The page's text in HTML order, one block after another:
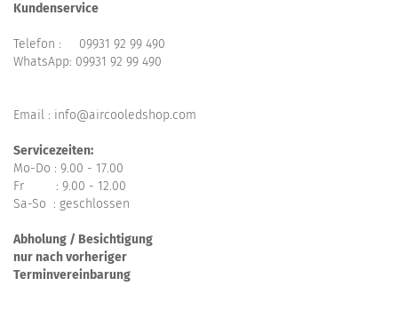
Kundenservice
Telefon : 09931 92 99 490
WhatsApp: 09931 92 99 490
Email : info@aircooledshop.com
Servicezeiten:
Mo-Do : 9.00 - 17.00
Fr : 9.00 - 12.00
Sa-So : geschlossen
Abholung / Besichtigung
nur nach vorheriger
Terminvereinbarung